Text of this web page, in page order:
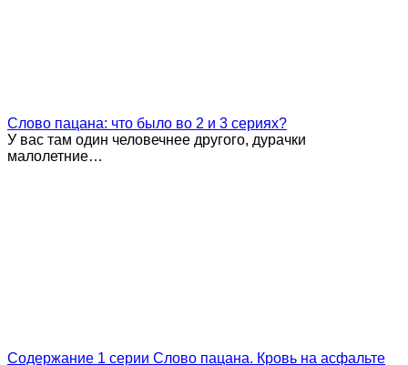
Слово пацана: что было во 2 и 3 сериях?
У вас там один человечнее другого, дурачки
малолетние…
Содержание 1 серии Слово пацана. Кровь на асфальте